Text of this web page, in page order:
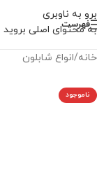
برو به ناوبری
به محتوای اصلی بروید
فهرست
خانه/انواع شابلون
ناموجود